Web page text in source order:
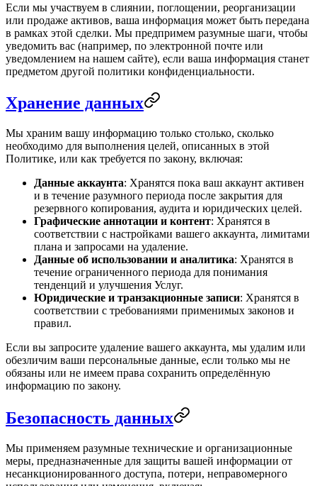
Если мы участвуем в слиянии, поглощении, реорганизации
или продаже активов, ваша информация может быть передана
в рамках этой сделки. Мы предпримем разумные шаги, чтобы
уведомить вас (например, по электронной почте или
уведомлением на нашем сайте), если ваша информация станет
предметом другой политики конфиденциальности.
Хранение данных
Мы храним вашу информацию только столько, сколько
необходимо для выполнения целей, описанных в этой
Политике, или как требуется по закону, включая:
Данные аккаунта: Хранятся пока ваш аккаунт активен
и в течение разумного периода после закрытия для
резервного копирования, аудита и юридических целей.
Графические аннотации и контент: Хранятся в
соответствии с настройками вашего аккаунта, лимитами
плана и запросами на удаление.
Данные об использовании и аналитика: Хранятся в
течение ограниченного периода для понимания
тенденций и улучшения Услуг.
Юридические и транзакционные записи: Хранятся в
соответствии с требованиями применимых законов и
правил.
Если вы запросите удаление вашего аккаунта, мы удалим или
обезличим ваши персональные данные, если только мы не
обязаны или не имеем права сохранить определённую
информацию по закону.
Безопасность данных
Мы применяем разумные технические и организационные
меры, предназначенные для защиты вашей информации от
несанкционированного доступа, потери, неправомерного